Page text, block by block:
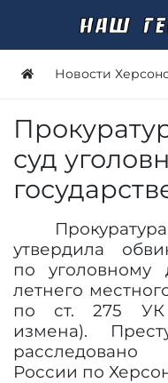
Новости
суд
утвердила
по
летнего
по ст. 275 УК
измена).
России по